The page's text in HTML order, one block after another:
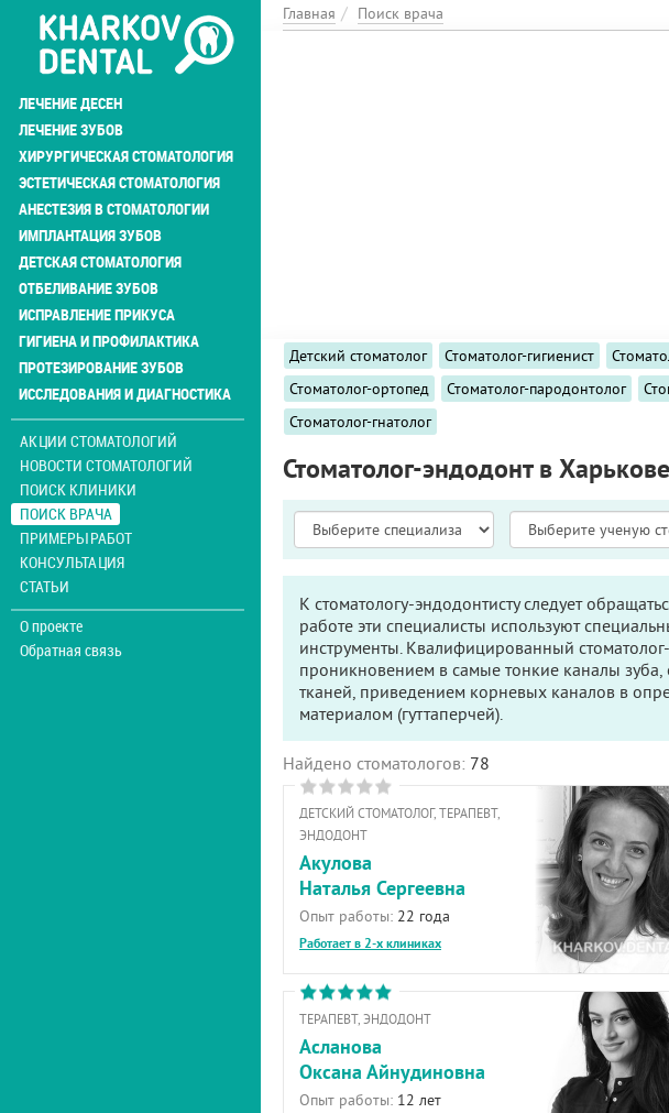
Перейти
основному
содержанию
ЛЕЧЕНИЕ ДЕСЕН
ЛЕЧЕНИЕ ЗУБОВ
ХИРУРГИЧЕСКАЯ СТОМАТОЛОГИЯ
ЭСТЕТИЧЕСКАЯ СТОМАТОЛОГИЯ
АНЕСТЕЗИЯ В СТОМАТОЛОГИИ
ИМПЛАНТАЦИЯ ЗУБОВ
ДЕТСКАЯ СТОМАТОЛОГИЯ
ОТБЕЛИВАНИЕ ЗУБОВ
ИСПРАВЛЕНИЕ ПРИКУСА
ГИГИЕНА И ПРОФИЛАКТИКА
ПРОТЕЗИРОВАНИЕ ЗУБОВ
ИССЛЕДОВАНИЯ И ДИАГНОСТИКА
АКЦИИ СТОМАТОЛОГИЙ
НОВОСТИ СТОМАТОЛОГИЙ
ПОИСК КЛИНИКИ
ПОИСК ВРАЧА
ПРИМЕРЫ РАБОТ
КОНСУЛЬТАЦИЯ
СТАТЬИ
О проекте
Обратная связь
Главная Поиск врача
Детский стоматолог Стоматолог-гигиенист
Стоматолог-ортопед
Стоматолог-пародонтолог
Стоматолог-гнатолог
Стоматолог-эндодонт в Харькове
К стоматологу-эндодонтисту следует
работе эти специалисты используют
инструменты. Квалифицированный
проникновением в самые тонкие каналы
тканей, приведением корневых каналов в
материалом (гуттаперчей).
Найдено стоматологов: 78
ДЕТСКИЙ СТОМАТОЛОГ, ТЕРАПЕВТ,
ЭНДОДОНТ
Акулова
Наталья Сергеевна
Опыт работы: 22 года
Работает в 2-х клиниках
ТЕРАПЕВТ, ЭНДОДОНТ
Асланова
Оксана Айнудиновна
Опыт работы: 12 лет